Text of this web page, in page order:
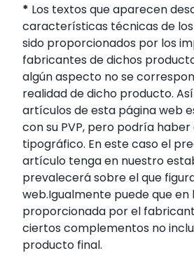
* Los textos que aparecen
características técnicas de
sido proporcionados por los
fabricantes de dichos
algún aspecto no se
realidad de dicho producto.
artículos de esta página web
con su PVP, pero podría
tipográfico. En este caso el
artículo tenga en nuestro
prevalecerá sobre el que
web.Igualmente puede que en
proporcionada por el
ciertos complementos no
producto final.